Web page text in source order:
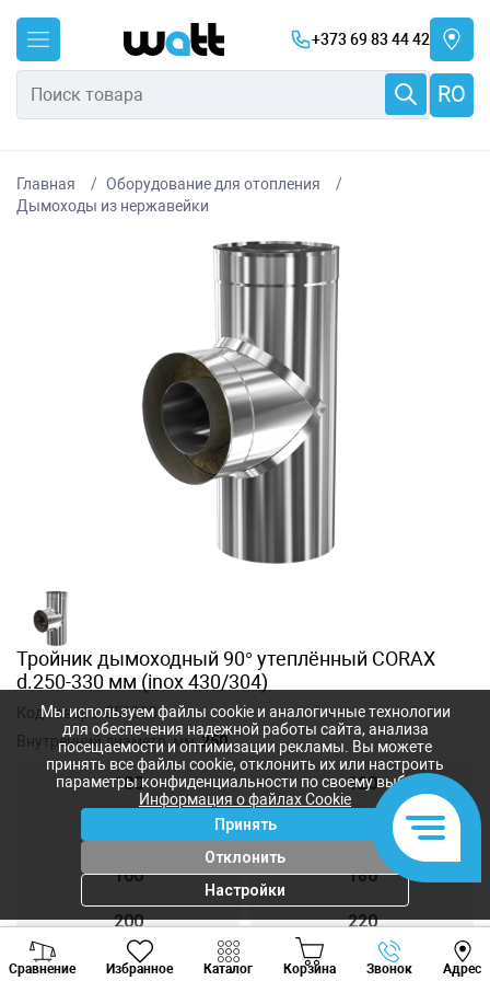
+373 69 83 44 42
RO
Главная
Оборудование для отопления
Дымоходы из нержавейки
Тройник дымоходный 90° утеплённый CORAX
d.250-330 мм (inox 430/304)
Код товара:251220
Внутренний диаметр, мм:250
100 120
160 180
200 220
250 300
Сравнение Избранное Каталог Корзина Звонок Адрес
Viber Whatsapp
Мы используем файлы cookie и аналогичные технологии
для обеспечения надежной работы сайта, анализа
посещаемости и оптимизации рекламы. Вы можете
принять все файлы cookie, отклонить их или настроить
параметры конфиденциальности по своему выбору.
Информация о файлах Cookie
Принять
Отклонить
Настройки